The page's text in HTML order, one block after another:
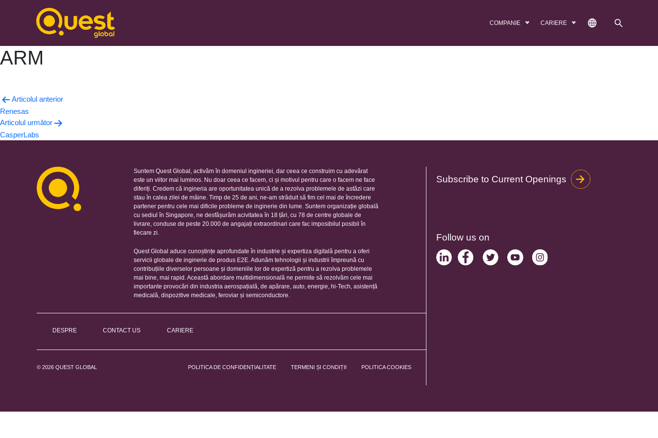
COMPANIE CARIERE
ARM
Navigare
în
articole
Articolul anterior
Renesas
Articolul următor
CasperLabs
Subscribe to Current Openings
Follow us on
Suntem Quest Global, activăm în domeniul ingineriei, dar ceea ce construim cu adevărat
este un viitor mai luminos. Nu doar ceea ce facem, ci și motivul pentru care o facem ne face
diferiți. Credem că ingineria are oportunitatea unică de a rezolva problemele de astăzi care
stau în calea zilei de mâine. Timp de 25 de ani, ne-am străduit să fim cel mai de încredere
partener pentru cele mai dificile probleme de inginerie din lume. Suntem organizație globală
cu sediul în Singapore, ne desfășurăm acivitatea în 18 țări, cu 78 de centre globale de
livrare, conduse de peste 20.000 de angajați extraordinari care fac imposibilul posibil în
fiecare zi.
Quest Global aduce cunoștințe aprofundate în industrie și expertiza digitală pentru a oferi
servicii globale de inginerie de produs E2E. Adunăm tehnologii și industrii împreună cu
contribuțiile diverselor persoane și domeniile lor de expertiză pentru a rezolva problemele
mai bine, mai rapid. Această abordare multidimensională ne permite să rezolvăm cele mai
importante provocări din industria aerospațială, de apărare, auto, energie, hi-Tech, asistență
medicală, dispozitive medicale, feroviar și semiconductore.
DESPRE CONTACT US CARIERE
POLITICA DE CONFIDENȚIALITATE TERMENI ȘI CONDIȚII POLITICA COOKIES
© 2026 QUEST GLOBAL